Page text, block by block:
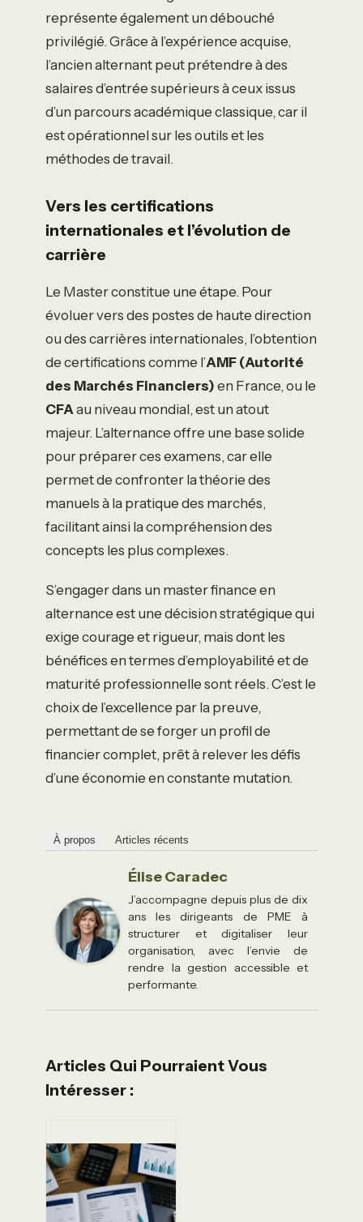
représente également un débouché
privilégié. Grâce à l’expérience acquise,
l’ancien alternant peut prétendre à des
salaires d’entrée supérieurs à ceux issus
d’un parcours académique classique, car il
est opérationnel sur les outils et les
méthodes de travail.
Vers les certifications
internationales et l’évolution de
carrière
Le Master constitue une étape. Pour
évoluer vers des postes de haute direction
ou des carrières internationales, l’obtention
de certifications comme l’AMF (Autorité
des Marchés Financiers) en France, ou le
CFAau niveau mondial, est un atout
majeur. L’alternance offre une base solide
pour préparer ces examens, car elle
permet de confronter la théorie des
manuels à la pratique des marchés,
facilitant ainsi la compréhension des
concepts les plus complexes.
S’engager dans un master finance en
alternance est une décision stratégique qui
exige courage et rigueur, mais dont les
bénéfices en termes d’employabilité et de
maturité professionnelle sont réels. C’est le
choix de l’excellence par la preuve,
permettant de se forger un profil de
financier complet, prêt à relever les défis
d’une économie en constante mutation.
À propos Articles récents
Élise Caradec
J’accompagne depuis plus de dix
ans les dirigeants de PME à
structurer et digitaliser leur
organisation, avec l’envie de
rendre la gestion accessible et
performante.
Articles Qui Pourraient Vous
Intéresser :